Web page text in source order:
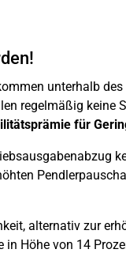
unterhalb
regelmäßig keine
für
alternativ zur
Höhe von 14